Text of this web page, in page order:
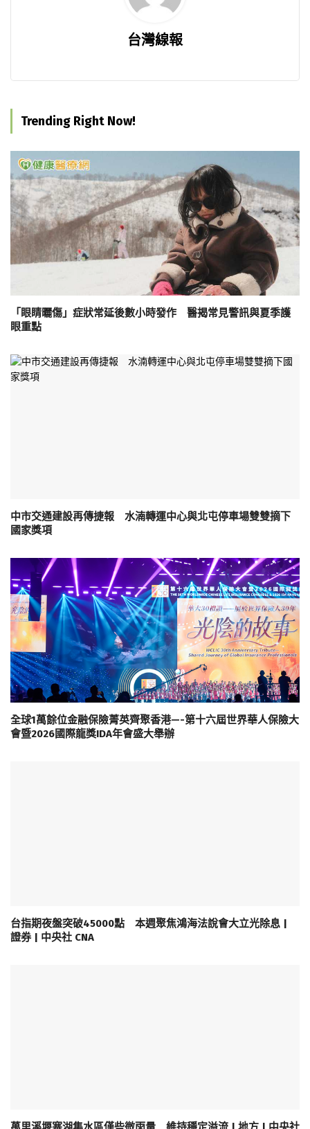
台灣線報
Trending Right Now!
「眼睛曬傷」症狀常延後數小時發作 醫揭常見警訊與夏季護
眼重點
中市交通建設再傳捷報 水湳轉運中心與北屯停車場雙雙摘下
國家獎項
全球1萬餘位金融保險菁英齊聚香港—-第十六屆世界華人保險大
會暨2026國際龍獎IDA年會盛大舉辦
台指期夜盤突破45000點 本週聚焦鴻海法說會大立光除息 |
證券 | 中央社 CNA